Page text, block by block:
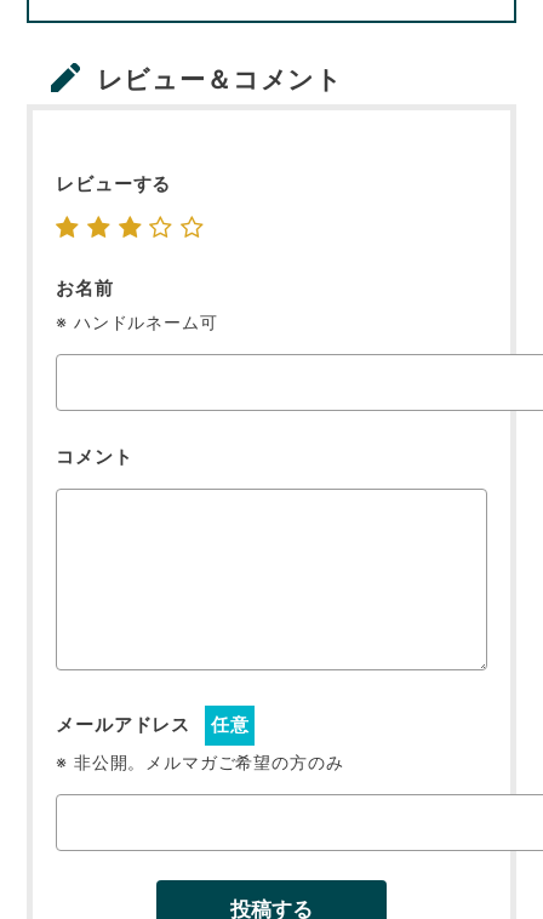
レビュー＆コメント
レビューする
お名前
※ ハンドルネーム可
コメント
メールアドレス 任意
※ 非公開。メルマガご希望の方のみ